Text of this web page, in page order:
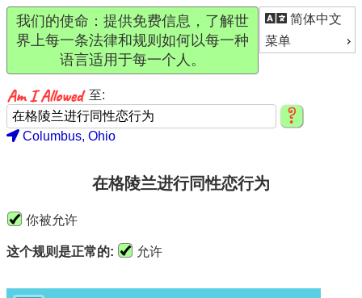
简体中文
菜单
我们的使命：提供免费信息，了解世
界上每一条法律和规则如何以每一种
语言适用于每一个人。
至:
Columbus, Ohio
在格陵兰进行同性恋行为
你被允许
这个规则是正常的: 允许